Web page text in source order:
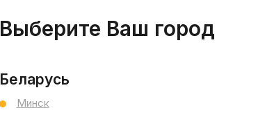
Выберите Ваш город
Беларусь
Минск